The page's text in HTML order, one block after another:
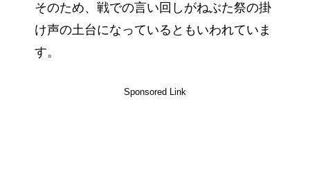
そのため、戦での言い回しがねぶた祭の掛
け声の土台になっているともいわれていま
す。
Sponsored Link